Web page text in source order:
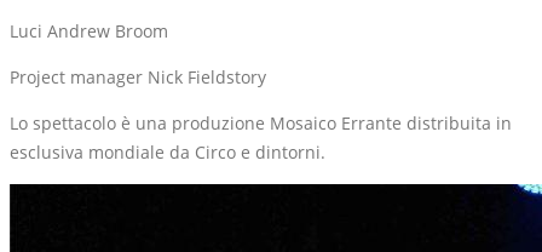
Luci Andrew Broom
Project manager Nick Fieldstory
Lo spettacolo è una produzione Mosaico Errante distribuita in
esclusiva mondiale da Circo e dintorni.